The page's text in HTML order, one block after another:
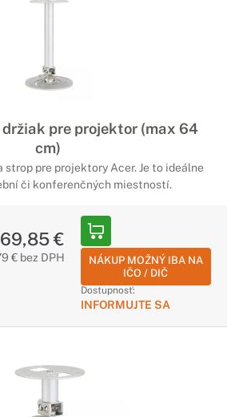
držiak pre projektor (max 64
cm)
strop pre projektory Acer. Je to ideálne
či konferenčných miestností.
69,85 €
€ bez DPH
NÁKUP MOŽNÝ IBA NA
IČO / DIČ
Dostupnosť:
INFORMUJTE SA